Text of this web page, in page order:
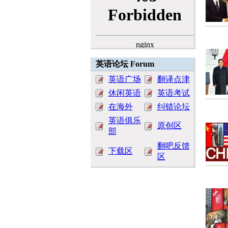
英语论坛 Forum
英语广场
翻译点津
休闲英语
英语考试
在海外
纠错论坛
英语俱乐
部
原创区
下载区
翻吧反馈
区